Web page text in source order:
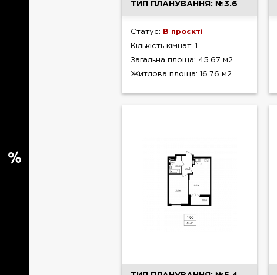
ТИП ПЛАНУВАННЯ: №3.6
Статус: В проєкті
Кількість кімнат: 1
Загальна площа: 45.67 м2
Житлова площа: 16.76 м2